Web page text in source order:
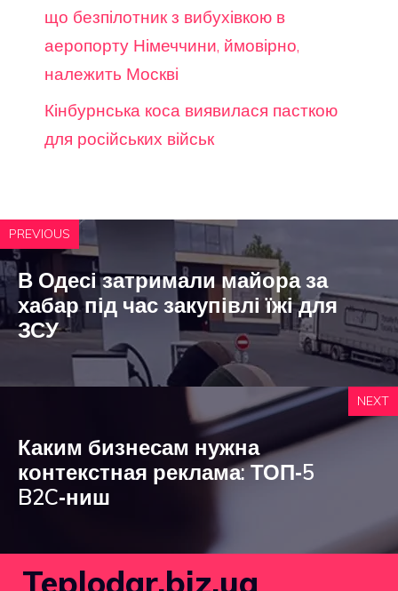
що безпілотник з вибухівкою в
аеропорту Німеччини, ймовірно,
належить Москві
Кінбурнська коса виявилася пасткою
для російських військ
PREVIOUS
В Одесі затримали майора за
хабар під час закупівлі їжі для
ЗСУ
NEXT
Каким бизнесам нужна
контекстная реклама: ТОП‑5
B2C‑ниш
Teplodar.biz.ua